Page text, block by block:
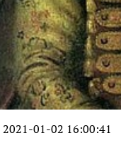
2021-01-02 16:00:41